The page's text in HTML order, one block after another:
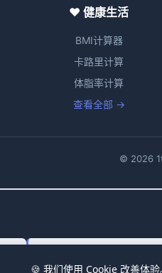
🍪 我们使用 Cookie 改善体验
❤️ 健康生活
BMI计算器
卡路里计算
体脂率计算
查看全部 →
© 2026